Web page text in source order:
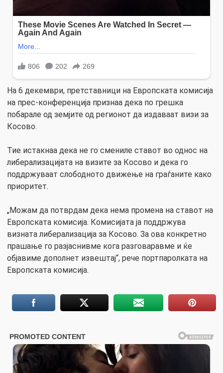
На 6 декември, претставници на Европската комисија
на прес-конференција признаа дека по грешка
побарале од земјите од регионот да издаваат визи за
Косово.
Тие истакнаа дека не го смениле ставот во однос на
либерализацијата на визите за Косово и дека го
поддржуваат слободното движење на граѓаните како
приоритет.
„Можам да потврдам дека нема промена на ставот на
Европската комисија. Комисијата ја поддржува
визната либерализација за Косово. За ова конкретно
прашање го разјаснивме кога разговаравме и ќе
објавиме дополнет извештај“, рече портпаролката на
Европската комисија.